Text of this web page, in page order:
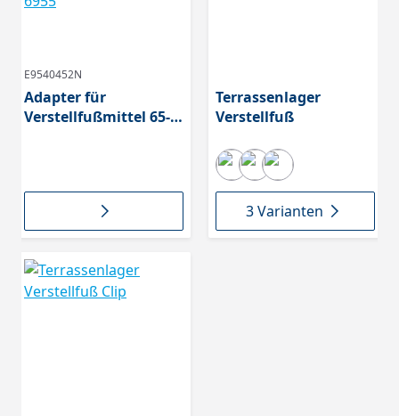
E9540452N
Adapter für
Verstellfußmittel 65-
Terrassenlager
Verstellfuß
3 Varianten